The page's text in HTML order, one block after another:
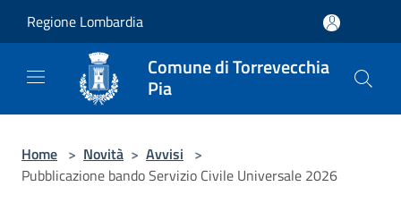
Regione Lombardia
Comune di Torrevecchia
Pia
Home > Novità > Avvisi >
Pubblicazione bando Servizio Civile Universale 2026